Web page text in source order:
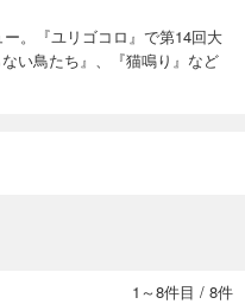
。『ユリゴコロ』で第14回大
い鳥たち』、『猫鳴り』など
1～8件目 / 8件